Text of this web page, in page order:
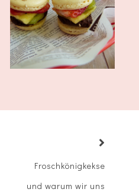
Mini-Burger Macarons
[Burgermania]
Froschkönigkekse
und warum wir uns